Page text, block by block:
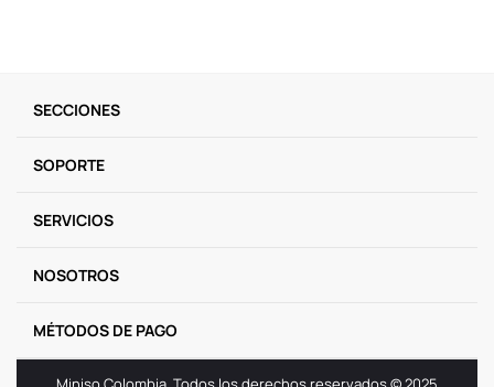
SECCIONES
SOPORTE
SERVICIOS
NOSOTROS
MÉTODOS DE PAGO